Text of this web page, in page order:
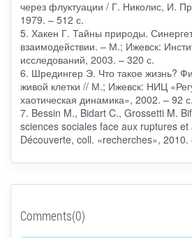
через флуктуации / Г. Николис, И.
1979. – 512 с.
5. Хакен Г. Тайны природы.
взаимодействии. – М.; Ижевск:
исследований, 2003. – 320 с.
6. Шредингер Э. Что такое жизнь?
живой клетки // М.; Ижевск: НИЦ
хаотическая динамика», 2002. – 92 с.
7. Bessin M., Bidart C., Grossetti M.
sciences sociales face aux ruptures
Découverte, coll. «recherches», 2010.
Comments(0)